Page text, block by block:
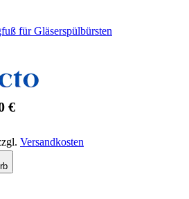
für Gläserspülbürsten
€
Versandkosten